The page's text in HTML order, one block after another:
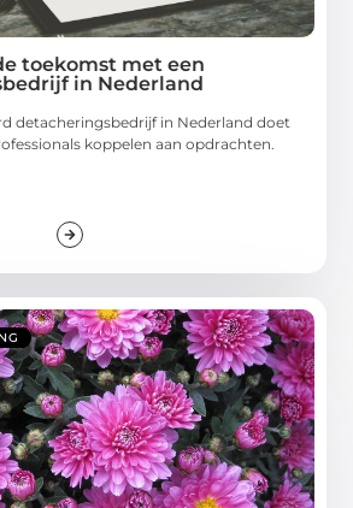
toekomst met een
in Nederland
detacheringsbedrijf in Nederland doet
koppelen aan opdrachten.